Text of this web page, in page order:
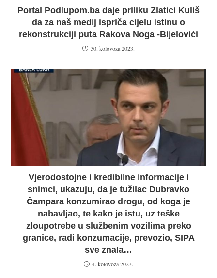
Portal Podlupom.ba daje priliku Zlatici Kuliš
da za naš medij ispriča cijelu istinu o
rekonstrukciji puta Rakova Noga -Bijelovići
30. kolovoza 2023.
Vjerodostojne i kredibilne informacije i
snimci, ukazuju, da je tužilac Dubravko
Čampara konzumirao drogu, od koga je
nabavljao, te kako je istu, uz teške
zloupotrebe u službenim vozilima preko
granice, radi konzumacije, prevozio, SIPA
sve znala…
4. kolovoza 2023.